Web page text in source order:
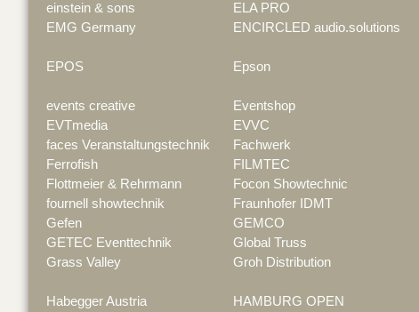
einstein & sons
ELA PRO
EMG Germany
ENCIRCLED audio.solutions
EPOS
Epson
events creative
Eventshop
EVTmedia
EVVC
faces Veranstaltungstechnik
Fachwerk
Ferrofish
FILMTEC
Flottmeier & Rehrmann
Focon Showtechnic
fournell showtechnik
Fraunhofer IDMT
Gefen
GEMCO
GETEC Eventtechnik
Global Truss
Grass Valley
Groh Distribution
Habegger Austria
HAMBURG OPEN